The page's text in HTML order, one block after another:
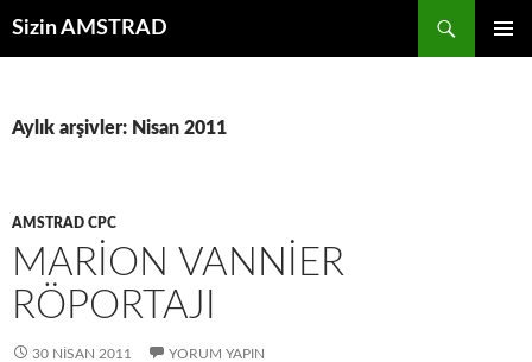
Sizin AMSTRAD
Aylık arşivler: Nisan 2011
AMSTRAD CPC
MARION VANNIER
RÖPORTAJI
30 NISAN 2011 YORUM YAPIN